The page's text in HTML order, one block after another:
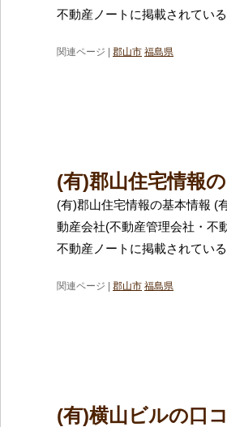
不動産ノートに掲載されてい
関連ページ | 郡山市 福島県
(有)郡山住宅情報
(有)郡山住宅情報の基本情報 (
動産会社(不動産管理会社・不
不動産ノートに掲載されてい
関連ページ | 郡山市 福島県
(有)横山ビルの口